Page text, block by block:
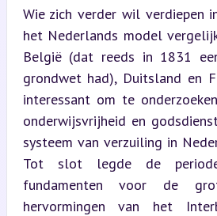
Wie zich verder wil verdiepen
het Nederlands model
België (dat reeds in 1831
grondwet had), Duitsland en
interessant om te
onderwijsvrijheid en
systeem van verzuiling in
Tot slot legde de
fundamenten voor de
hervormingen van het